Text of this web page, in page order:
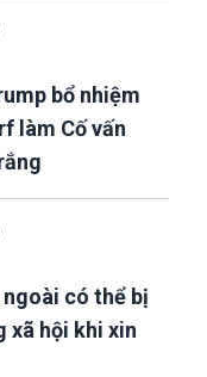
bổ nhiệm
làm Cố vấn
có thể bị
xã hội khi xin